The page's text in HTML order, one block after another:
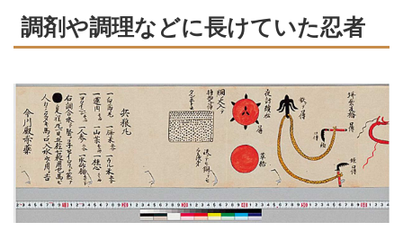
調剤や調理などに長けていた忍者